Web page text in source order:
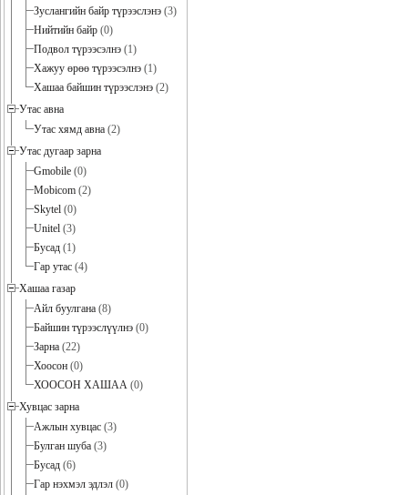
Зуслангийн байр түрээслэнэ (3)
Нийтийн байр (0)
Подвол түрээсэлнэ (1)
Хажуу өрөө түрээсэлнэ (1)
Хашаа байшин түрээслэнэ (2)
Утас авна
Утас хямд авна (2)
Утас дугаар зарна
Gmobile (0)
Mobicom (2)
Skytel (0)
Unitel (3)
Бусад (1)
Гар утас (4)
Хашаа газар
Айл буулгана (8)
Байшин түрээслүүлнэ (0)
Зарна (22)
Хоосон (0)
ХООСОН ХАШАА (0)
Хувцас зарна
Ажлын хувцас (3)
Булган шуба (3)
Бусад (6)
Гар нэхмэл эдлэл (0)